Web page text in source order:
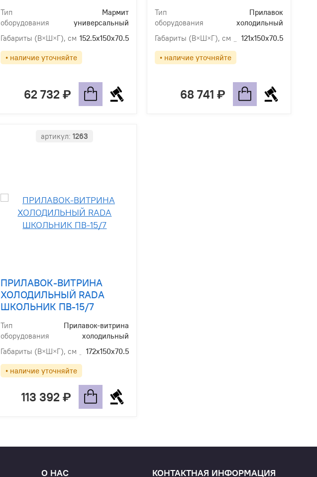
Тип
оборудования
Мармит
универсальный
Габариты (В×Ш×Г), см 152.5х150х70.5
• наличие уточняйте
62 732
Тип
оборудования
Прилавок
холодильный
Габариты (В×Ш×Г), см
121х150х70.5
• наличие уточняйте
68 741
артикул:1263
ПРИЛАВОК-ВИТРИНА
ХОЛОДИЛЬНЫЙ RADA
ШКОЛЬНИК ПВ-15/7
Тип
оборудования
Прилавок-витрина
холодильный
Габариты (В×Ш×Г), см
172х150х70.5
• наличие уточняйте
113 392
О НАС КОНТАКТНАЯ ИНФОРМАЦИЯ